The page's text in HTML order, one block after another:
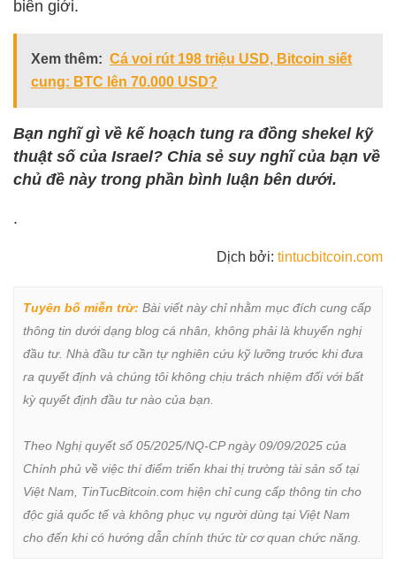
biên giới.
Xem thêm: Cá voi rút 198 triệu USD, Bitcoin siết
cung: BTC lên 70.000 USD?
Bạn nghĩ gì về kế hoạch tung ra đồng shekel kỹ
thuật số của Israel? Chia sẻ suy nghĩ của bạn về
chủ đề này trong phần bình luận bên dưới.
.
Dịch bởi: tintucbitcoin.com
Tuyên bố miễn trừ: Bài viết này chỉ nhằm mục đích cung cấp
thông tin dưới dạng blog cá nhân, không phải là khuyến nghị
đầu tư. Nhà đầu tư cần tự nghiên cứu kỹ lưỡng trước khi đưa
ra quyết định và chúng tôi không chịu trách nhiệm đối với bất
kỳ quyết định đầu tư nào của bạn.
Theo Nghị quyết số 05/2025/NQ-CP ngày 09/09/2025 của
Chính phủ về việc thí điểm triển khai thị trường tài sản số tại
Việt Nam, TinTucBitcoin.com hiện chỉ cung cấp thông tin cho
độc giả quốc tế và không phục vụ người dùng tại Việt Nam
cho đến khi có hướng dẫn chính thức từ cơ quan chức năng.